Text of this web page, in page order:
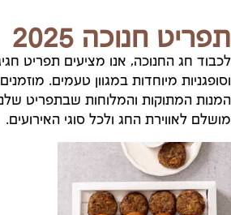
תפריט חנוכה 2025
לכבוד חג החנוכה, אנו מציעים תפריט
וסופגניות מיוחדות במגוון טעמים.
המנות המתוקות והמלוחות שבתפריט
מושלם לאווירת החג ולכל סוגי האירועים.